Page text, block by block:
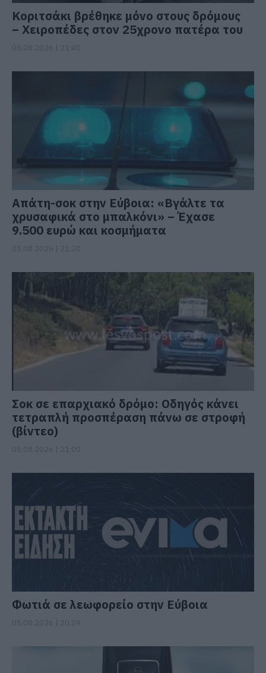
Κοριτσάκι βρέθηκε μόνο στους δρόμους
– Χειροπέδες στον 25χρονο πατέρα του
Απάτη-σοκ στην Εύβοια: «Βγάλτε τα
χρυσαφικά στο μπαλκόνι» – Έχασε
9.500 ευρώ και κοσμήματα
Σοκ σε επαρχιακό δρόμο: Οδηγός κάνει
τετραπλή προσπέραση πάνω σε στροφή
(βίντεο)
Φωτιά σε λεωφορείο στην Εύβοια